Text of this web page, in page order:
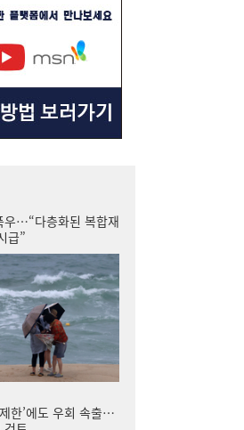
…“다층화된 복합재
급”
한’에도 우회 속출…
검토